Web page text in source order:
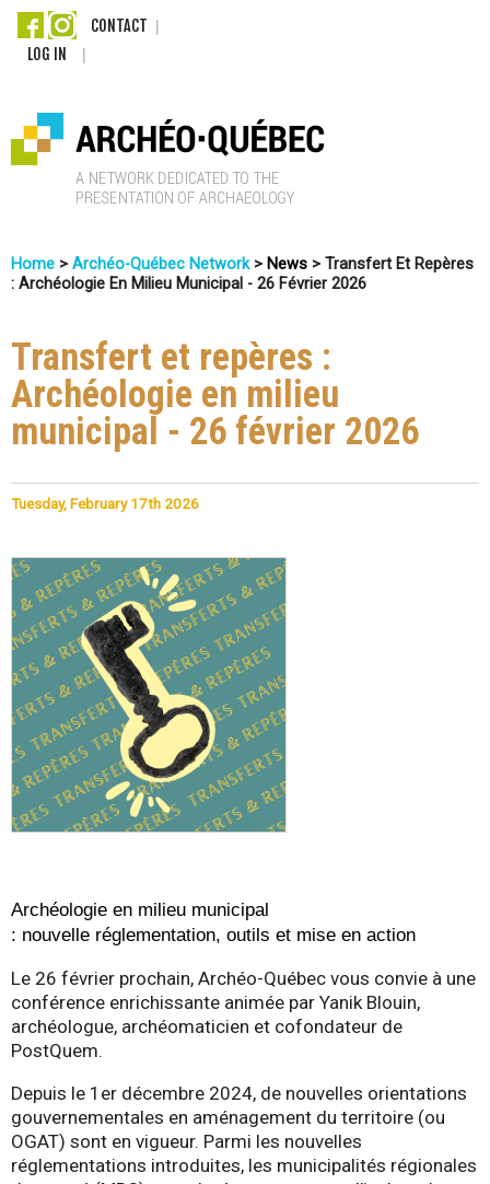
Skip
content
CONTACT
LOG IN
r
c
h
é
o
Q
u
é
b
e
c
You
Here
Home > Archéo-Québec Network> News > Transfert Et Repères
: Archéologie En Milieu Municipal - 26 Février 2026
Transfert et repères :
Archéologie en milieu
municipal - 26 février 2026
Tuesday, February 17th 2026
Archéologie en milieu municipal
: nouvelle réglementation, outils et mise en action
Le 26 février prochain, Archéo-Québec vous convie à une
conférence enrichissante animée par Yanik Blouin,
archéologue, archéomaticien et cofondateur de
PostQuem.
Depuis le 1er décembre 2024, de nouvelles orientations
gouvernementales en aménagement du territoire (ou
OGAT) sont en vigueur. Parmi les nouvelles
réglementations introduites, les municipalités régionales